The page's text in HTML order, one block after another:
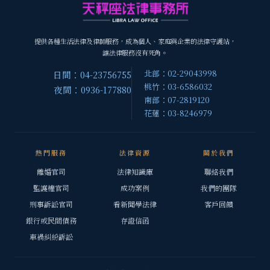
提供各種生活法律及律師服務，成為個人、家庭與企業的法律守護站，
讓法律服務沒有死角。
日間：04-23756755
夜間：0936-177880
北部：02-29043998
桃竹：03-6586032
南部：07-2819120
花蓮：03-8246979
熱門服務
離婚官司
監護權官司
刑事訴訟官司
銀行或民間債務
車禍糾紛訴訟
法律資源
法律知識庫
成功案例
看新聞學法律
存證信函
關於我們
聯絡我們
我們的團隊
客戶回饋